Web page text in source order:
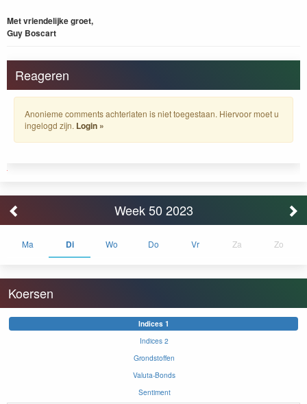
Met vriendelijke groet,
Guy Boscart
Reageren
Anonieme comments achterlaten is niet toegestaan. Hiervoor moet u
ingelogd zijn. Login »
Week 50 2023
Ma Di Wo Do Vr Za Zo
Koersen
Indices 1
Indices 2
Grondstoffen
Valuta-Bonds
Sentiment